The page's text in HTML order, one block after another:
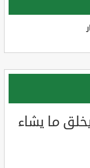
يخلق ما يشاء